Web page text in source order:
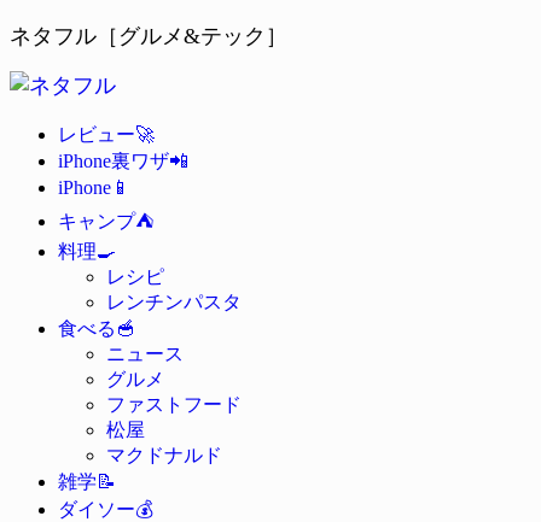
ネタフル［グルメ&テック］
レビュー🚀
iPhone裏ワザ📲
iPhone 📱
キャンプ⛺
料理🍳
レシピ
レンチンパスタ
食べる 🥣
ニュース
グルメ
ファストフード
松屋
マクドナルド
雑学📝
ダイソー💰